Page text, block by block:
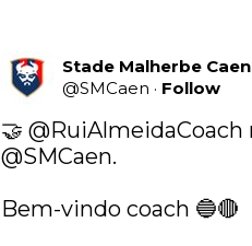
Stade Malherbe Caen
@SMCaen · Follow
🤝 @RuiAlmeidaCoach
@SMCaen.
Bem-vindo coach 🔵🔴